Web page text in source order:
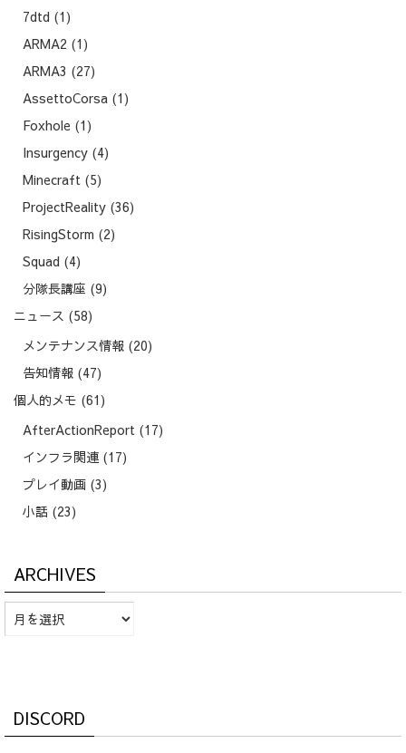
7dtd (1)
ARMA2 (1)
ARMA3 (27)
AssettoCorsa (1)
Foxhole (1)
Insurgency (4)
Minecraft (5)
ProjectReality (36)
RisingStorm (2)
Squad (4)
分隊長講座 (9)
ニュース (58)
メンテナンス情報 (20)
告知情報 (47)
個人的メモ (61)
AfterActionReport (17)
インフラ関連 (17)
プレイ動画 (3)
小話 (23)
ARCHIVES
Archives
DISCORD